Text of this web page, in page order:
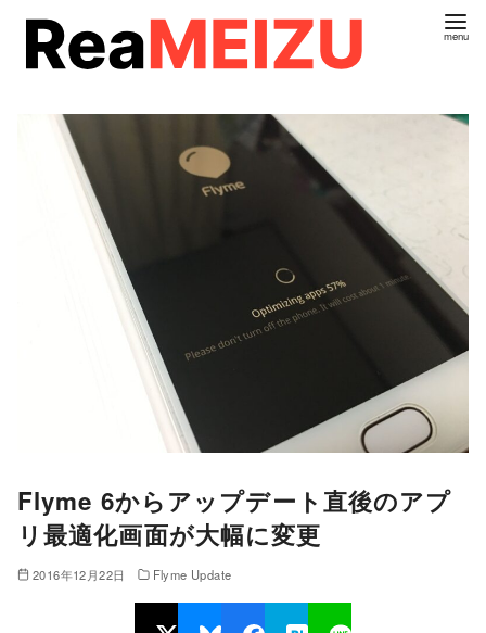
Flyme 6からアップデート直後のアプ
リ最適化画面が大幅に変更
2016年12月22日 Flyme Update